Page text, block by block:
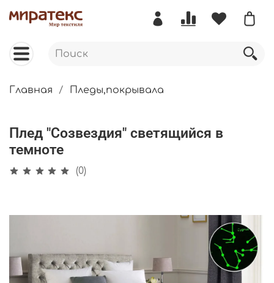
Главная Пледы,покрывала
Плед "Созвездия" светящийся в
темноте
(0)